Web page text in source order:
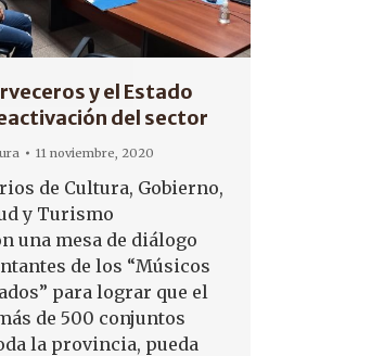
y el Estado
del sector
11 noviembre, 2020
de Cultura, Gobierno,
y Turismo
una mesa de diálogo
de los “Músicos
para lograr que el
de 500 conjuntos
la provincia, pueda